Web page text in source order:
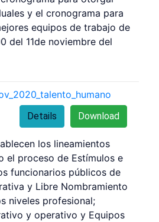
y el cronograma para
equipos de trabajo de
del 11de noviembre del
Download
Details
los lineamientos
el proceso de Estímulos e
funcionarios públicos de
y Libre Nombramiento
niveles profesional;
y operativo y Equipos